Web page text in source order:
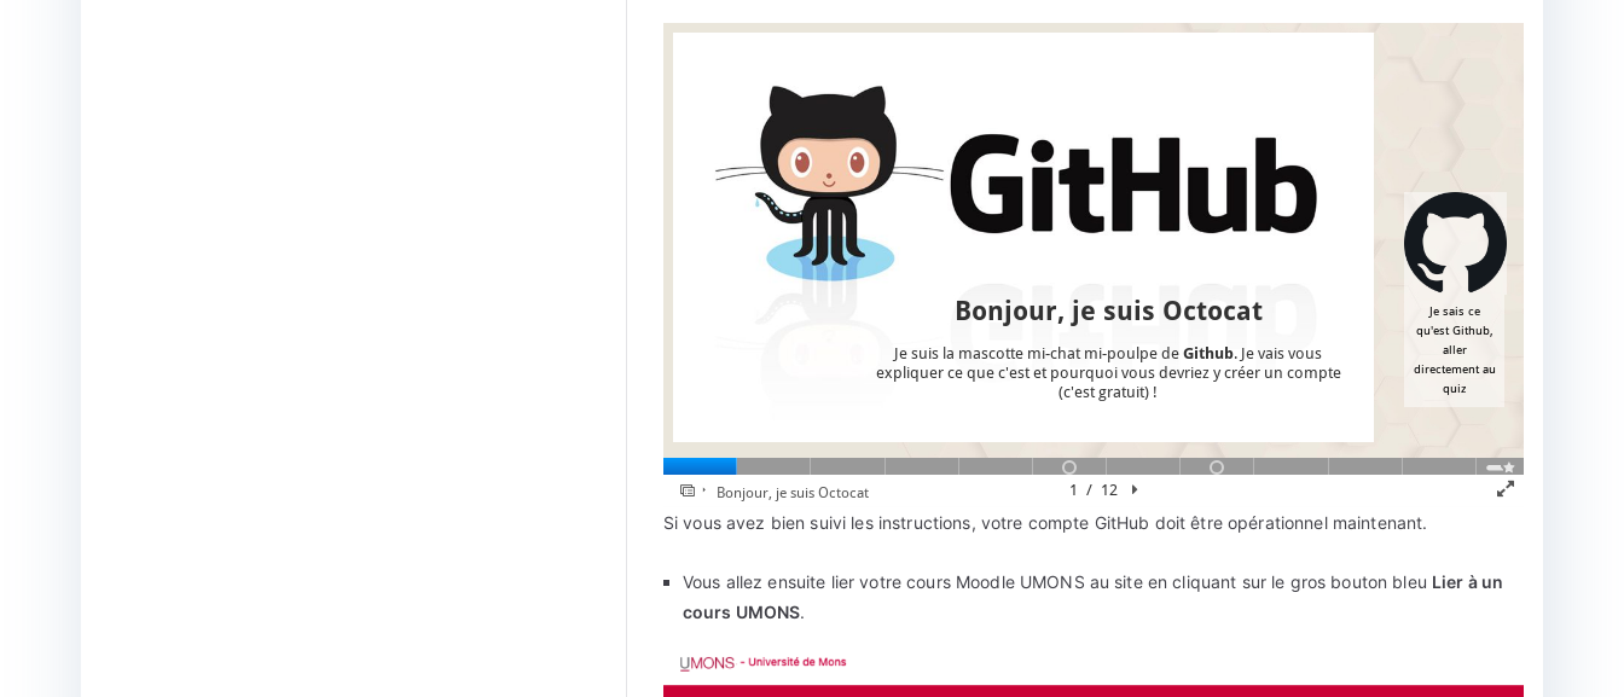
Si vous avez bien suivi les instructions, votre compte GitHub doit être opérationnel maintenant.
Vous allez ensuite lier votre cours Moodle UMONS au site en cliquant sur le gros bouton bleu Lier à un
cours UMONS.